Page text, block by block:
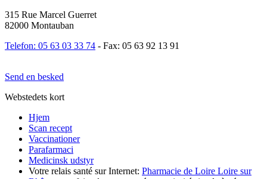
315 Rue Marcel Guerret
82000 Montauban
Telefon: 05 63 03 33 74 - Fax: 05 63 92 13 91
Send en besked
Webstedets kort
Hjem
Scan recept
Vaccinationer
Parafarmaci
Medicinsk udstyr
Votre relais santé sur Internet: Pharmacie de Loire Loire sur